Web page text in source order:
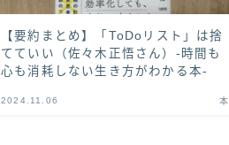
【要約まとめ】「ToDoリスト」は捨
てていい（佐々木正悟さん）-時間も
心も消耗しない生き方がわかる本-
2024.11.06 本